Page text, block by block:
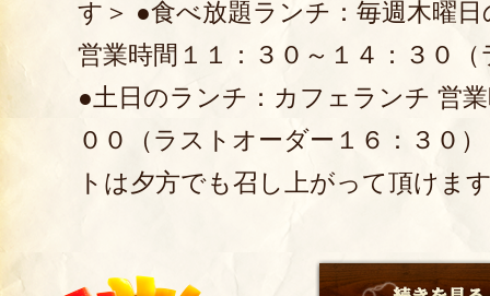
す＞ ●食べ放題ランチ：毎週木曜
営業時間１１：３０～１４：３０
●土日のランチ：カフェランチ 営
００（ラストオーダー１６：３０
トは夕方でも召し上がって頂けま